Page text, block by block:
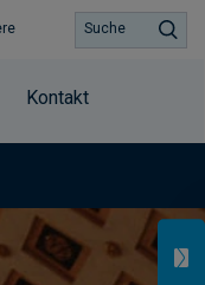
Kontakt
Suche